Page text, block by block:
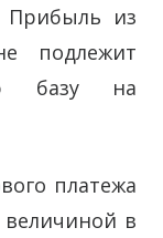
Прибыль из
подлежит
базу на
платежа
в